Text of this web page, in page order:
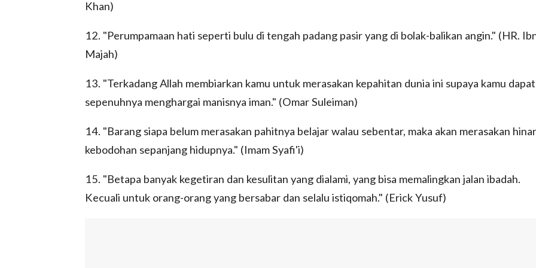
Khan)
12. "Perumpamaan hati seperti bulu di tengah padang pasir yang di bolak-balikan angin." (HR.
Majah)
13. "Terkadang Allah membiarkan kamu untuk merasakan kepahitan dunia ini supaya kamu dapat
sepenuhnya menghargai manisnya iman." (Omar Suleiman)
14. "Barang siapa belum merasakan pahitnya belajar walau sebentar, maka akan merasakan
kebodohan sepanjang hidupnya." (Imam Syafi'i)
15. "Betapa banyak kegetiran dan kesulitan yang dialami, yang bisa memalingkan jalan ibadah.
Kecuali untuk orang-orang yang bersabar dan selalu istiqomah." (Erick Yusuf)